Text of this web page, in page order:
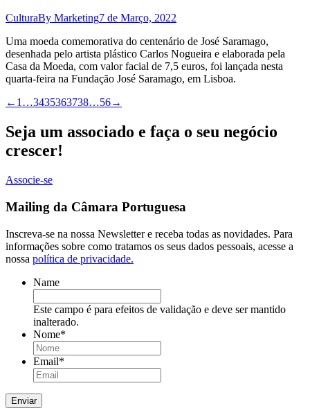
CulturaBy Marketing7 de Março, 2022
Uma moeda comemorativa do centenário de José Saramago,
desenhada pelo artista plástico Carlos Nogueira e elaborada pela
Casa da Moeda, com valor facial de 7,5 euros, foi lançada nesta
quarta-feira na Fundação José Saramago, em Lisboa.
← 1 …3435363738…56→
Seja um associado e faça o seu negócio
crescer!
Associe-se
Mailing da Câmara Portuguesa
Inscreva-se na nossa Newsletter e receba todas as novidades. Para
informações sobre como tratamos os seus dados pessoais, acesse a
nossa política de privacidade.
Name
Este campo é para efeitos de validação e deve ser mantido
inalterado.
Nome*
Email*